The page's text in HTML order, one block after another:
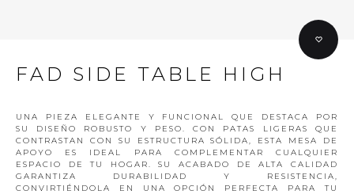
FAD SIDE TABLE HIGH
UNA PIEZA ELEGANTE Y FUNCIONAL QUE DESTACA POR
SU DISEÑO ROBUSTO Y PESO. CON PATAS LIGERAS QUE
CONTRASTAN CON SU ESTRUCTURA SÓLIDA, ESTA MESA DE
APOYO ES IDEAL PARA COMPLEMENTAR CUALQUIER
ESPACIO DE TU HOGAR. SU ACABADO DE ALTA CALIDAD
GARANTIZA DURABILIDAD Y RESISTENCIA,
CONVIRTIÉNDOLA EN UNA OPCIÓN PERFECTA PARA TU